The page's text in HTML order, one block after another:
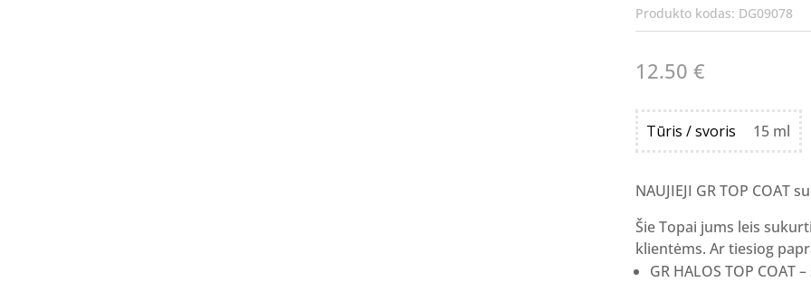
Produkto kodas: DG09078
12.50 €
Tūris / svoris 15 ml
NAUJIEJI GR TOP COAT
Šie Topai jums leis
klientėms. Ar tiesiog
GR HALOS TOP